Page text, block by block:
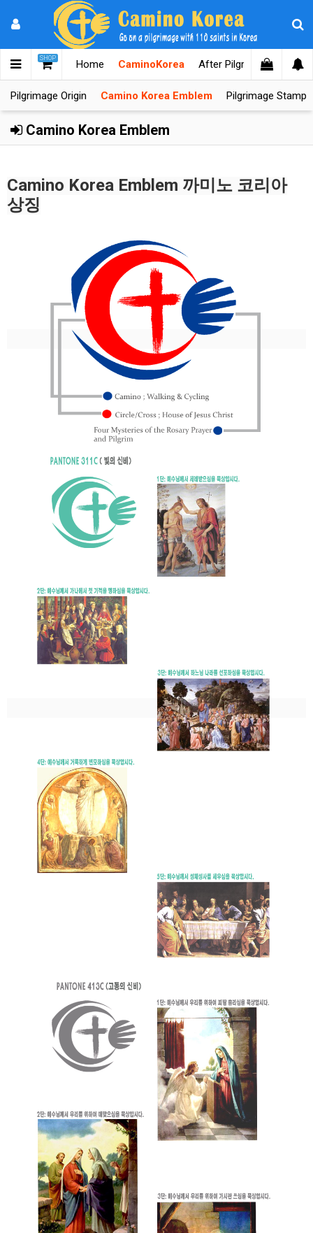
SHOP
Home CaminoKorea After Pilgrimages
Pilgrimage Origin Camino Korea Emblem Pilgrimage Stamps
Camino Korea Emblem
Camino Korea Emblem 까미노 코리아
상징